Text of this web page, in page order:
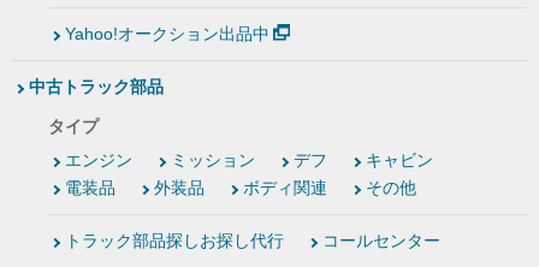
Yahoo!オークション出品中
中古トラック部品
タイプ
エンジン
ミッション デフ
キャビン
電装品
外装品 ボディ関連 その他
トラック部品探しお探し代行 コールセンター